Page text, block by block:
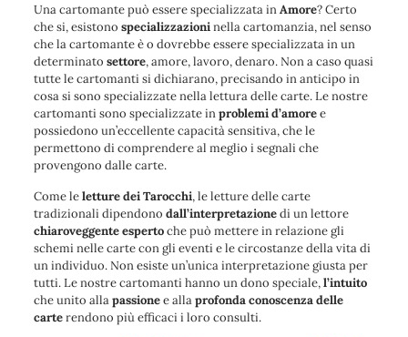
Una cartomante può essere specializzata inAmore? Certo
che si, esistono specializzazioninella cartomanzia, nel senso
che la cartomante è o dovrebbe essere specializzata in un
determinato settore, amore, lavoro, denaro. Non a caso quasi
tutte le cartomanti si dichiarano, precisando in anticipo in
cosa si sono specializzate nella lettura delle carte. Le nostre
cartomanti sono specializzate inproblemid’amoree
possiedono un’eccellente capacità sensitiva, che le
permettono di comprendere al meglio i segnali che
provengono dalle carte.
Come leletture dei Tarocchi, le letture delle carte
tradizionali dipendono dall’interpretazionedi un lettore
chiaroveggente espertoche può mettere in relazione gli
schemi nelle carte con gli eventi e le circostanze della vita di
un individuo. Non esiste un’unica interpretazione giusta per
tutti. Le nostre cartomanti hanno un dono speciale,l’intuito
che unito allapassionee allaprofonda conoscenza delle
carterendono più efficaci i loro consulti.